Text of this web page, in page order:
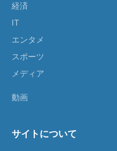
経済
IT
エンタメ
スポーツ
メディア
動画
サイトについて